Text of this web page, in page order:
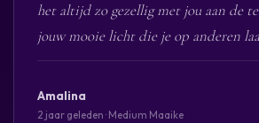
het altijd zo gezellig met jou aan de
jouw mooie licht die je op anderen
Amalina
2 jaar geleden · Medium Maaike